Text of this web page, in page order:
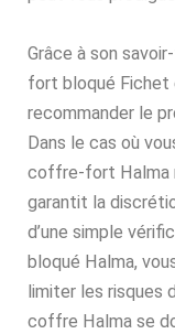
Grâce à son
fort bloqué
recommander le
Dans le cas où
coffre-fort Halma
garantit la
d’une simple
bloqué Halma,
limiter les risques
coffre Halma se